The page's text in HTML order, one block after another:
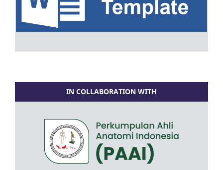
IN COLLABORATION WITH